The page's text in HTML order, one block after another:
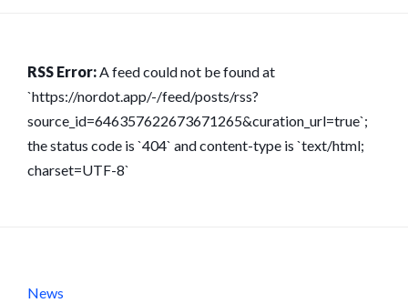
RSS Error:A feed could not be found at
`https://nordot.app/-/feed/posts/rss?
source_id=646357622673671265&curation_url=true`;
the status code is `404` and content-type is `text/html;
charset=UTF-8`
News